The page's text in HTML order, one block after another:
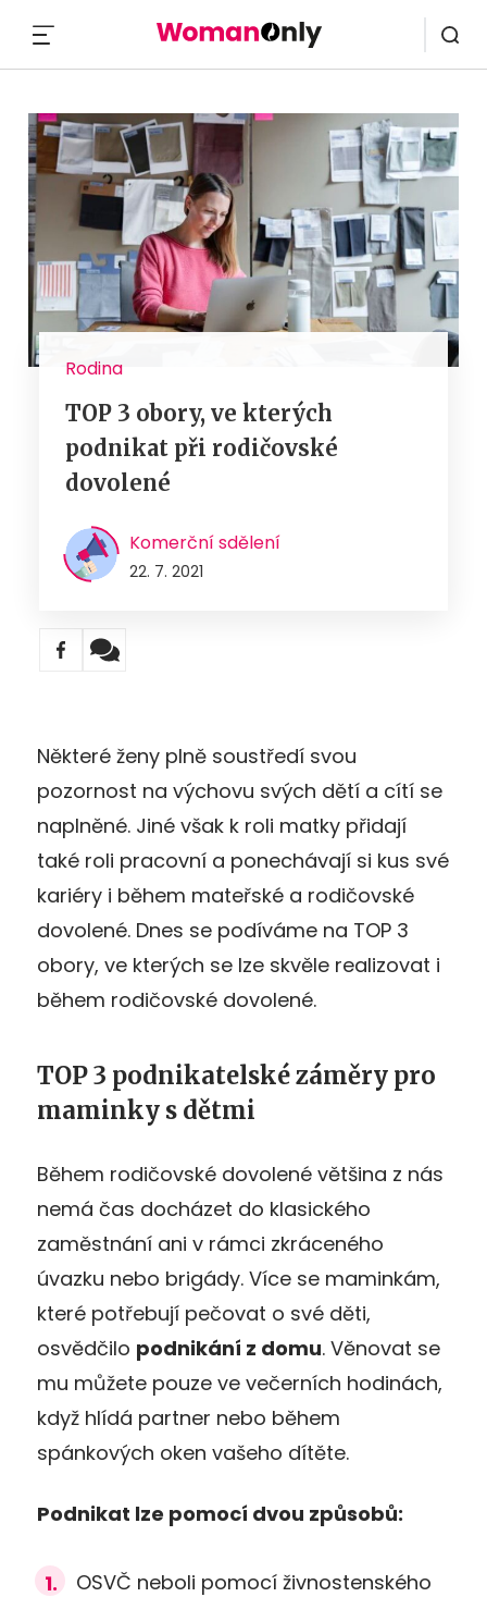
Rodina
TOP 3 obory, ve kterých
podnikat při rodičovské
dovolené
Komerční sdělení
22. 7. 2021
Některé ženy plně soustředí svou
pozornost na výchovu svých dětí a cítí se
naplněné. Jiné však k roli matky přidají
také roli pracovní a ponechávají si kus své
kariéry i během mateřské a rodičovské
dovolené. Dnes se podíváme na TOP 3
obory, ve kterých se lze skvěle realizovat i
během rodičovské dovolené.
TOP 3 podnikatelské záměry pro
maminky s dětmi
Během rodičovské dovolené většina z nás
nemá čas docházet do klasického
zaměstnání ani v rámci zkráceného
úvazku nebo brigády. Více se maminkám,
které potřebují pečovat o své děti,
osvědčilo podnikání z domu. Věnovat se
mu můžete pouze ve večerních hodinách,
když hlídá partner nebo během
spánkových oken vašeho dítěte.
Podnikat lze pomocí dvou způsobů:
OSVČ neboli pomocí živnostenského